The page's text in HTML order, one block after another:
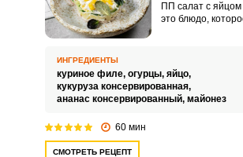
ПП салат с яйцом
это блюдо,
здоровья и
физической
объединяет в
натуральные
ИНГРЕДИЕНТЫ
куриное филе, огурцы, яйцо,
кукуруза консервированная,
ананас консервированный, майонез
60 мин
СМОТРЕТЬ РЕЦЕПТ